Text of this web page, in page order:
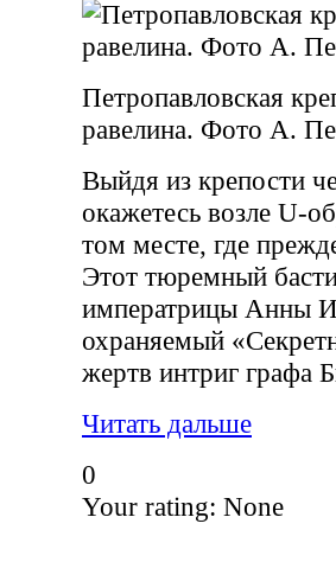
Петропавловская
равелина. Фото А.
Выйдя из крепости
окажетесь возле U-
том месте, где
Этот тюремный
императрицы Анны
охраняемый
жертв интриг графа
Читать дальше
0
Your rating: None